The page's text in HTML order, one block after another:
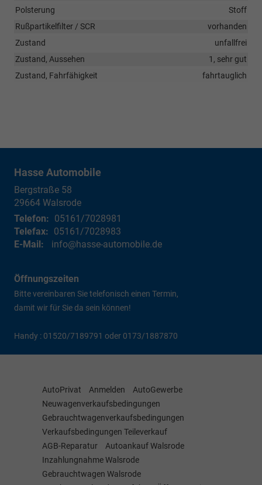
Polsterung
Stoff
Rußpartikelfilter / SCR
vorhanden
Zustand
unfallfrei
Zustand, Aussehen
1, sehr gut
Zustand, Fahrfähigkeit
fahrtauglich
Hasse Automobile
Bergstraße 58
29664 Walsrode
Telefon: 05161/7028981
Telefax: 05161/7028983
E-Mail:
info@hasse-automobile.de
Öffnungszeiten
Bitte vereinbaren Sie telefonisch einen Termin,
damit wir für Sie da sein können!
Handy : 01520/7189791 oder 0173/1887870
AutoPrivat Anmelden
AutoGewerbe
Neuwagenverkaufsbedingungen
Gebrauchtwagenverkaufsbedingungen
Verkaufsbedingungen Teileverkauf
AGB-Reparatur
Autoankauf Walsrode
Inzahlungnahme Walsrode
Gebrauchtwagen Walsrode